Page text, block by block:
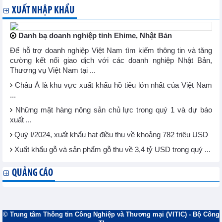
XUẤT NHẬP KHẨU
Danh bạ doanh nghiệp tỉnh Ehime, Nhật Bản
Để hỗ trợ doanh nghiệp Việt Nam tìm kiếm thông tin và tăng
cường kết nối giao dịch với các doanh nghiệp Nhật Bản,
Thương vụ Việt Nam tại ...
Châu Á là khu vực xuất khẩu hồ tiêu lớn nhất của Việt Nam
...
Những mặt hàng nông sản chủ lực trong quý 1 và dự báo
xuất ...
Quý I/2024, xuất khẩu hạt điều thu về khoảng 782 triệu USD
Xuất khẩu gỗ và sản phẩm gỗ thu về 3,4 tỷ USD trong quý ...
QUẢNG CÁO
© Trung tâm Thông tin Công Nghiệp và Thương mại (VITIC) - Bộ Công